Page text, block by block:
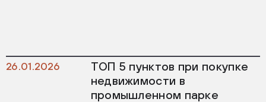
26.01.2026
ТОП 5 пунктов при покупке
недвижимости в
промышленном парке